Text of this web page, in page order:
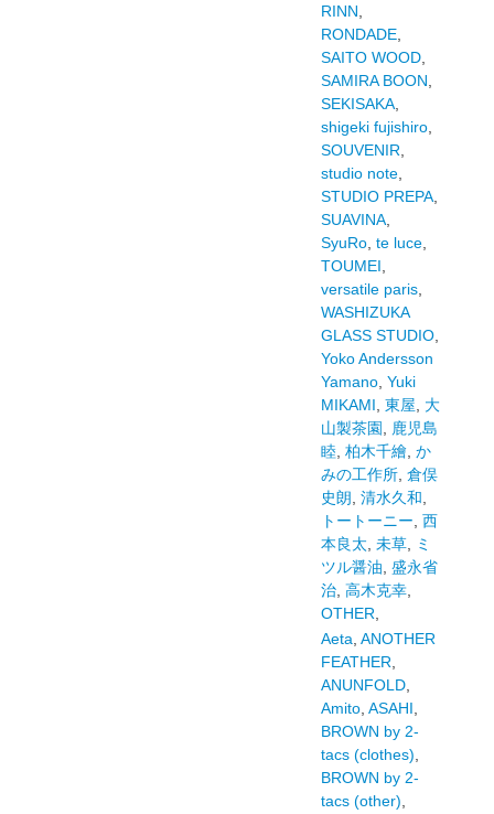
RINN,
RONDADE,
SAITO WOOD,
SAMIRA BOON,
SEKISAKA,
shigeki fujishiro,
SOUVENIR,
studio note,
STUDIO PREPA,
SUAVINA,
SyuRo, te luce,
TOUMEI,
versatile paris,
WASHIZUKA
GLASS STUDIO,
Yoko Andersson
Yamano, Yuki
MIKAMI, 東屋, 大
山製茶園, 鹿児島
睦, 柏木千繪, か
みの工作所, 倉俣
史朗, 清水久和,
トートーニー, 西
本良太, 未草, ミ
ツル醤油, 盛永省
治, 高木克幸,
OTHER,
Aeta, ANOTHER
FEATHER,
ANUNFOLD,
Amito, ASAHI,
BROWN by 2-
tacs (clothes),
BROWN by 2-
tacs (other),